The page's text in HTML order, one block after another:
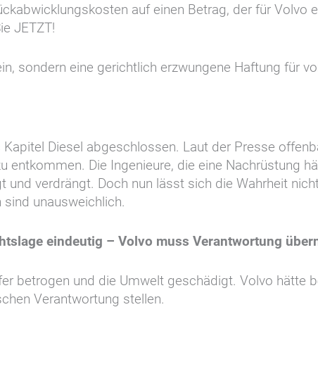
auf einen Betrag, der für Volvo
JETZT!
sondern eine gerichtlich erzwungene Haftung für
Diesel abgeschlossen. Laut der Presse
entkommen. Die Ingenieure, die eine Nachrüstung
verdrängt. Doch nun lässt sich die Wahrheit
sind unausweichlich.
eindeutig – Volvo muss Verantwortung
betrogen und die Umwelt geschädigt. Volvo hätte
Verantwortung stellen.